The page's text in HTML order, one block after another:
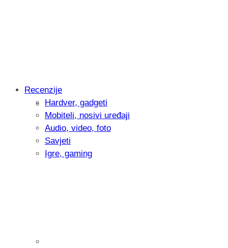
Intervju: Goran Jović, fotograf -
Recenzije
Hardver, gadgeti
Mobiteli, nosivi uređaji
Audio, video, foto
Savjeti
Igre, gaming